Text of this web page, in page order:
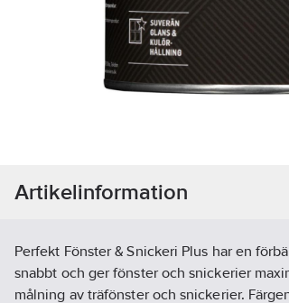
Artikelinformation
Perfekt Fönster & Snickeri Plus har en
snabbt och ger fönster och snickerier
målning av träfönster och snickerier.